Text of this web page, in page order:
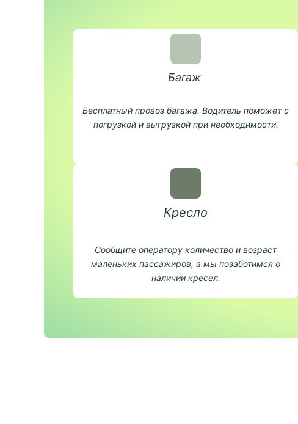
Багаж
Бесплатный провоз багажа. Водитель поможет с
погрузкой и выгрузкой при необходимости.
Кресло
Сообщите оператору количество и возраст
маленьких пассажиров, а мы позаботимся о
наличии кресел.